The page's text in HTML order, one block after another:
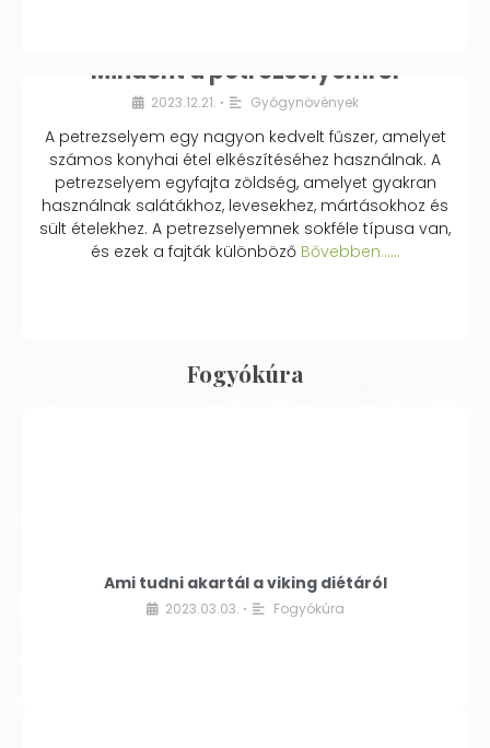
Mindent a petrezselyemről
2023.12.21. • Gyógynövények
A petrezselyem egy nagyon kedvelt fűszer, amelyet
számos konyhai étel elkészítéséhez használnak. A
petrezselyem egyfajta zöldség, amelyet gyakran
használnak salátákhoz, levesekhez, mártásokhoz és
sült ételekhez. A petrezselyemnek sokféle típusa van,
és ezek a fajták különbözőBővebben...…
Fogyókúra
Ami tudni akartál a viking diétáról
2023.03.03. • Fogyókúra